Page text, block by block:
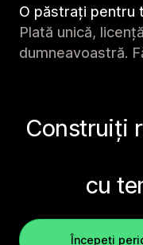
O păstrați pentru
Plată unică,
dumneavoastră.
Construiți
cu
Începeți